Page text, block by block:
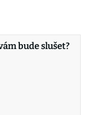
bude slušet?